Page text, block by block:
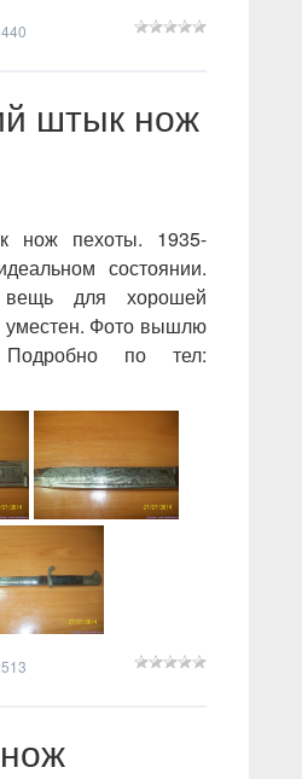
штык нож
нож пехоты. 1935-
состоянии.
вещь для хорошей
уместен. Фото вышлю
по тел: